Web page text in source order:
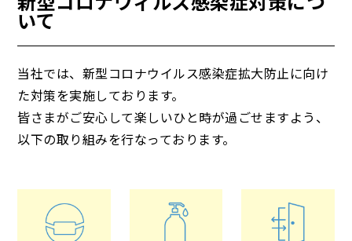
いて
当社では、新型コロナウイルス感染症拡大防止に向け
た対策を実施しております。
皆さまがご安心して楽しいひと時が過ごせますよう、
以下の取り組みを行なっております。